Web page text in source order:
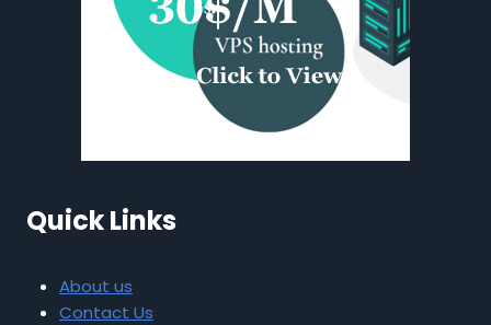
Quick Links
About us
Contact Us